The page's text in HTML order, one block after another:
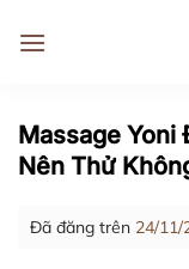
đến
Massage Yoni
Nên Thử
Đã đăng trên 24/11/